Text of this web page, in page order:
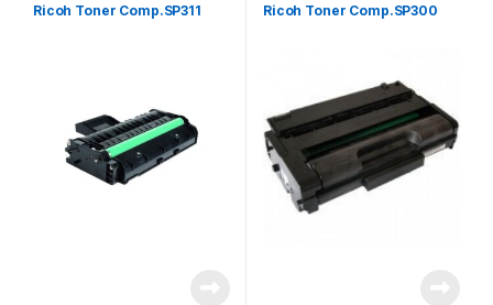
Ricoh Toner Comp.SP311 Ricoh Toner Comp.SP300